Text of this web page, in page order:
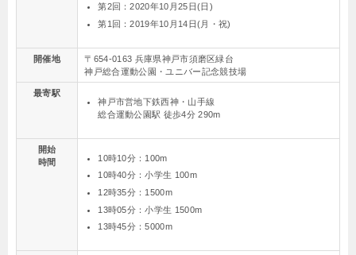
第2回：2020年10月25日(日)
第1回：2019年10月14日(月・祝)
開催地
〒654-0163 兵庫県神戸市須磨区緑台
神戸総合運動公園・ユニバー記念競技場
最寄駅
神戸市営地下鉄西神・山手線
総合運動公園駅 徒歩4分 290m
開始
時間
10時10分：100m
10時40分：小学生 100m
12時35分：1500m
13時05分：小学生 1500m
13時45分：5000m